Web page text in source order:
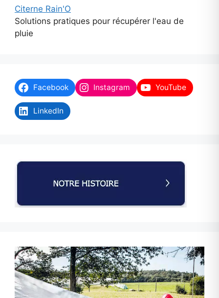
Citerne Rain'O
Solutions pratiques pour récupérer l'eau de
pluie
Facebook Instagram YouTube
LinkedIn